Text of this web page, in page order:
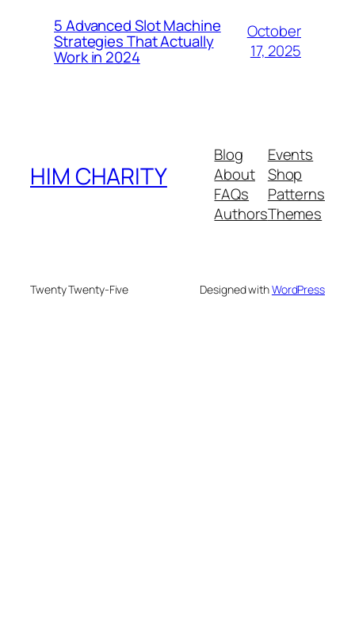
5 Advanced Slot Machine
Strategies That Actually
Work in 2024
October
17, 2025
HIM CHARITY
Blog
About
FAQs
Authors
Events
Shop
Patterns
Themes
Twenty Twenty-Five Designed withWordPress